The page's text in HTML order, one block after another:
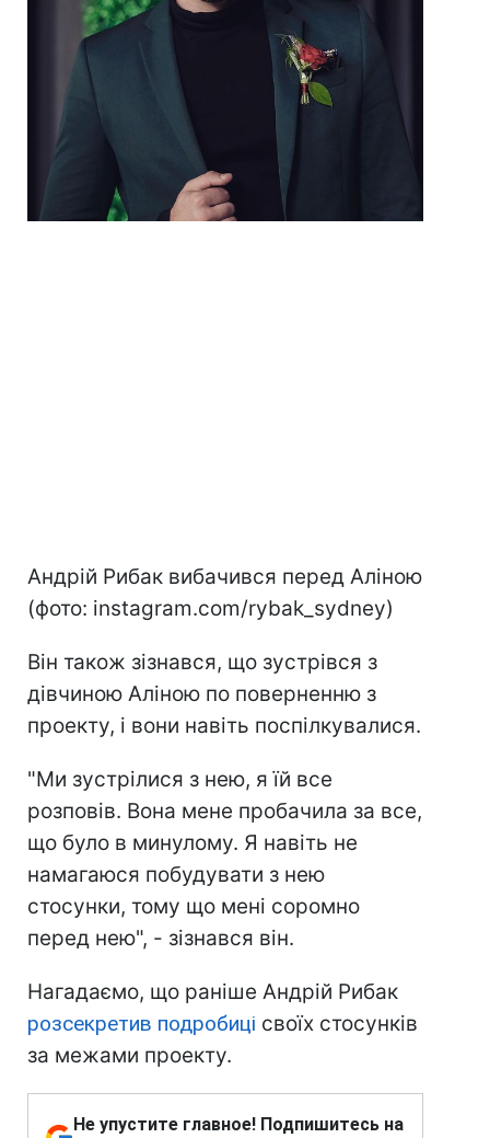
Андрій Рибак вибачився перед Аліною
(фото: instagram.com/rybak_sydney)
Він також зізнався, що зустрівся з
дівчиною Аліною по поверненню з
проекту, і вони навіть поспілкувалися.
"Ми зустрілися з нею, я їй все
розповів. Вона мене пробачила за все,
що було в минулому. Я навіть не
намагаюся побудувати з нею
стосунки, тому що мені соромно
перед нею", - зізнався він.
Нагадаємо, що раніше Андрій Рибак
розсекретив подробиці своїх стосунків
за межами проекту.
Не упустите главное! Подпишитесь на